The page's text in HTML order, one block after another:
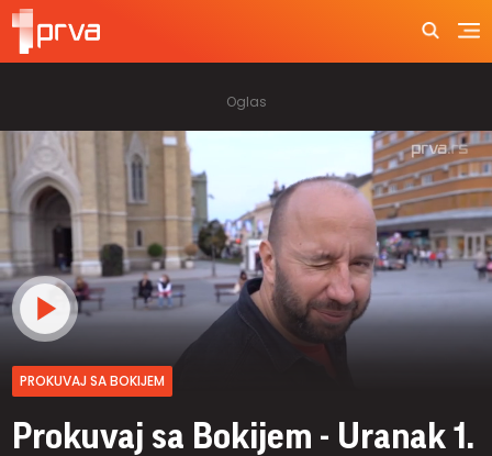
PROKUVAJ SA BOKIJEM
Prokuvaj sa Bokijem - Uranak 1.